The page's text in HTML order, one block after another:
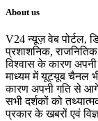
About us
V24 न्यूज़ वेब पोर्टल,
प्रशाशनिक,
विश्वास के कारण
माध्यम में यूट्यूब चैनल
कारण अपनी गति से
सभी दर्शकों को
प्रकार के खबरों एवं